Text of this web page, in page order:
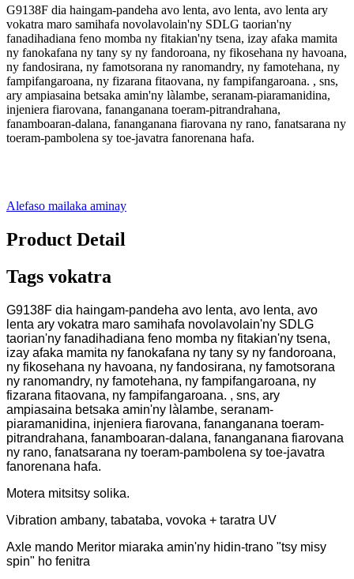
G9138F dia haingam-pandeha avo lenta, avo lenta, avo lenta ary
vokatra maro samihafa novolavolain'ny SDLG taorian'ny
fanadihadiana feno momba ny fitakian'ny tsena, izay afaka mamita
ny fanokafana ny tany sy ny fandoroana, ny fikosehana ny havoana,
ny fandosirana, ny famotsorana ny ranomandry, ny famotehana, ny
fampifangaroana, ny fizarana fitaovana, ny fampifangaroana. , sns,
ary ampiasaina betsaka amin'ny làlambe, seranam-piaramanidina,
injeniera fiarovana, fananganana toeram-pitrandrahana,
fanamboaran-dalana, fananganana fiarovana ny rano, fanatsarana ny
toeram-pambolena sy toe-javatra fanorenana hafa.
Alefaso mailaka aminay
Product Detail
Tags vokatra
G9138F dia haingam-pandeha avo lenta, avo lenta, avo
lenta ary vokatra maro samihafa novolavolain'ny SDLG
taorian'ny fanadihadiana feno momba ny fitakian'ny tsena,
izay afaka mamita ny fanokafana ny tany sy ny fandoroana,
ny fikosehana ny havoana, ny fandosirana, ny famotsorana
ny ranomandry, ny famotehana, ny fampifangaroana, ny
fizarana fitaovana, ny fampifangaroana. , sns, ary
ampiasaina betsaka amin'ny làlambe, seranam-
piaramanidina, injeniera fiarovana, fananganana toeram-
pitrandrahana, fanamboaran-dalana, fananganana fiarovana
ny rano, fanatsarana ny toeram-pambolena sy toe-javatra
fanorenana hafa.
Motera mitsitsy solika.
Vibration ambany, tabataba, vovoka + taratra UV
Axle mando Meritor miaraka amin'ny hidin-trano "tsy misy
spin" ho fenitra